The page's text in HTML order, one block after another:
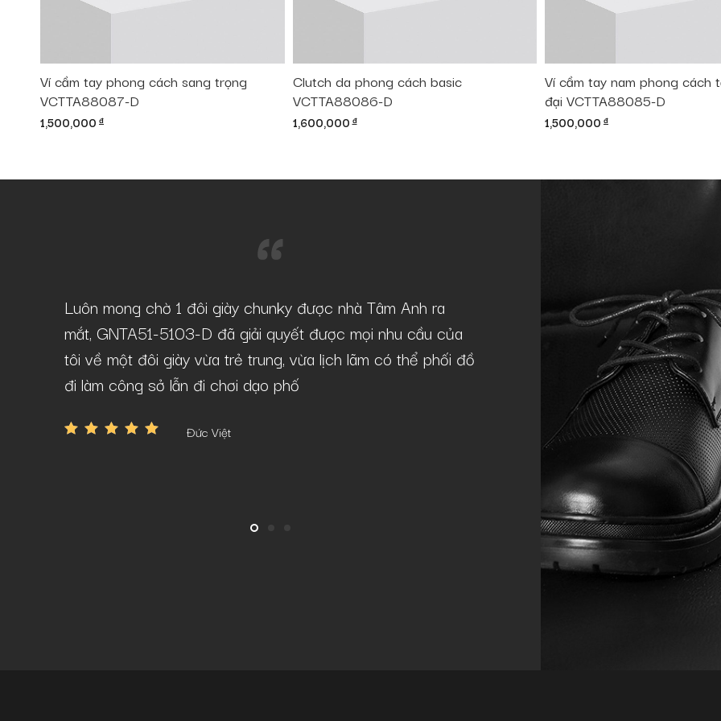
Ví cầm tay phong cách sang trọng
VCTTA88087-D
1,500,000 đ
Clutch da phong cách basic
VCTTA88086-D
1,600,000đ
Ví cầm tay nam phong cách
đại VCTTA88085-D
1,500,000 đ
Luôn mong chờ 1 đôi giày chunky được nhà Tâm Anh ra
mắt, GNTA51-5103-D đã giải quyết được mọi nhu cầu của
tôi về một đôi giày vừa trẻ trung, vừa lịch lãm có thể phối đồ
đi làm công sở lẫn đi chơi dạo phố
Đức Việt
Mẫu giày GNTA22-20241-D khá
theo phong cách casual như tôi.
chuẩn lịch lãm, sang trọng, phù
Quý Nguyễn